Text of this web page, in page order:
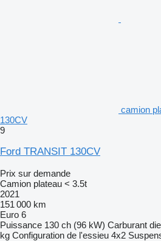
camion
130CV
9
Ford TRANSIT 130CV
Prix sur demande
Camion plateau < 3.5t
2021
151 000 km
Euro 6
Puissance 130 ch (96 kW) Carburant
kg Configuration de l'essieu 4x2